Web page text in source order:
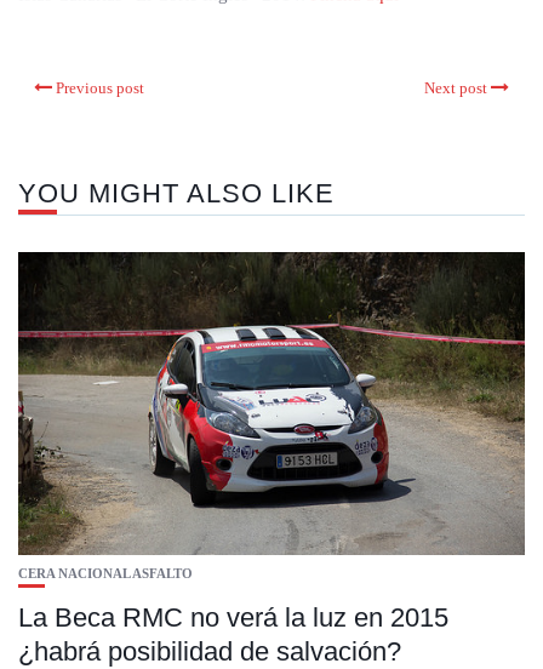
Previous post Next post
YOU MIGHT ALSO LIKE
CERA NACIONAL ASFALTO
La Beca RMC no verá la luz en 2015
¿habrá posibilidad de salvación?